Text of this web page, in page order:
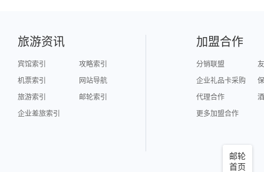
邮轮
首页
旅游资讯
宾馆索引
攻略索引
机票索引
网站导航
旅游索引
邮轮索引
企业差旅索引
加盟合作
分销联盟
企业礼品卡采购
代理合作
更多加盟合作